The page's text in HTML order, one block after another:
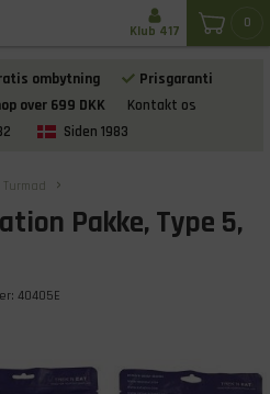
ombytning
Prisgaranti
over 699 DKK
Kontakt os
Siden 1983
0
Klub 417
Turmad
Pakke, Type 5,
40405E